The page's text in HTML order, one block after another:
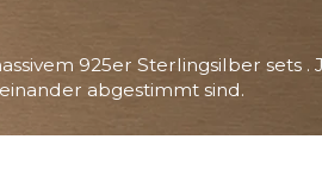
925er Sterlingsilber sets
abgestimmt sind.